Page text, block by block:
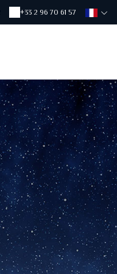
+33 2 96 70 61 57